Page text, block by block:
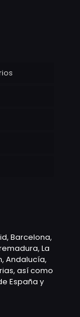
Barcelona,
La
Andalucía,
así como
España y